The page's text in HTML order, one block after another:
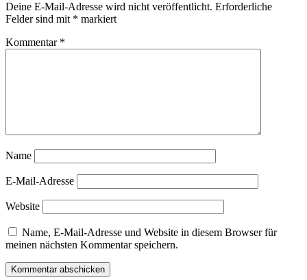
Deine E-Mail-Adresse wird nicht veröffentlicht. Erforderliche
Felder sind mit * markiert
Kommentar *
Name
E-Mail-Adresse
Website
Name, E-Mail-Adresse und Website in diesem Browser für
meinen nächsten Kommentar speichern.